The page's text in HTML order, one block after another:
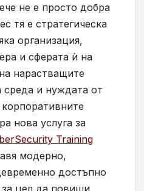
не е просто добра
тя е стратегическа
организация,
и сферата ѝ на
нарастващите
среда и нуждата от
нова услуга за
Training
модерно,
достъпно